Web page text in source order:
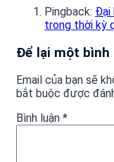
Pingback: Đại
trong thời kỳ
Để lại một bình
Email của bạn sẽ
bắt buộc được
Bình luận *